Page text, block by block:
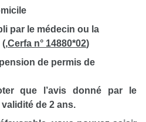
par le médecin ou la
(,Cerfa n° 14880*02)
de permis de
que l’avis donné par le
de 2 ans.